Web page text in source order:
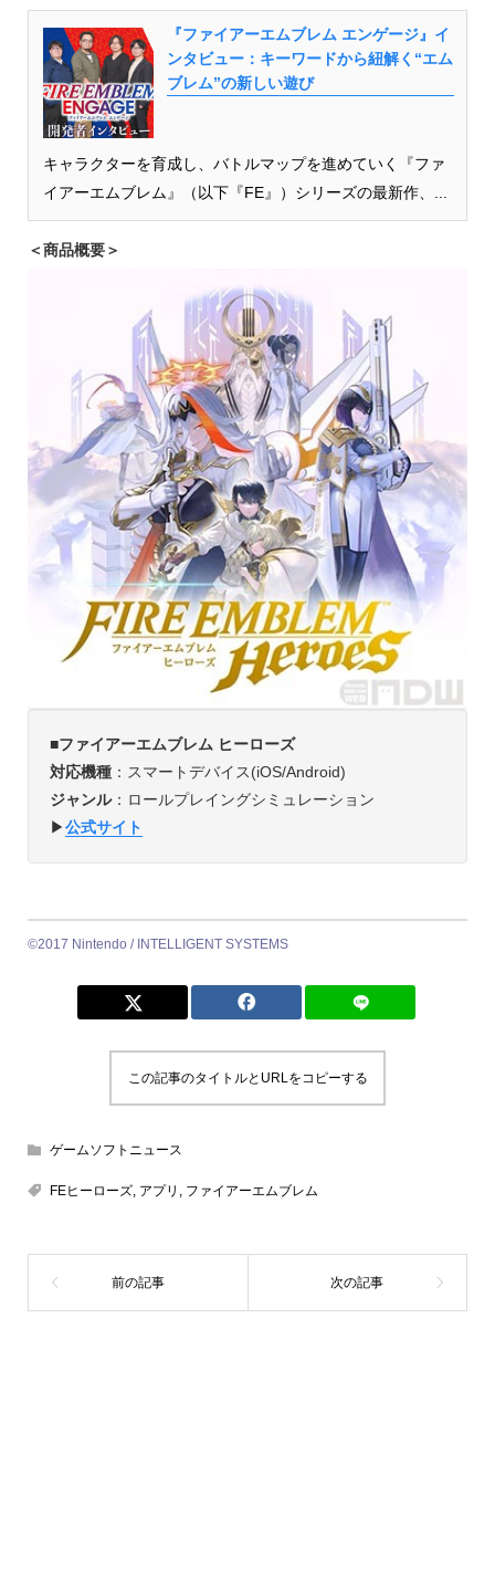
『ファイアーエムブレム エンゲージ』イ
ンタビュー：キーワードから紐解く“エム
ブレム”の新しい遊び
キャラクターを育成し、バトルマップを進めていく『ファ
イアーエムブレム』（以下『FE』）シリーズの最新作、...
＜商品概要＞
■ファイアーエムブレム ヒーローズ
対応機種：スマートデバイス(iOS/Android)
ジャンル：ロールプレイングシミュレーション
▶︎公式サイト
©2017 Nintendo / INTELLIGENT SYSTEMS
この記事のタイトルとURLをコピーする
ゲームソフトニュース
FEヒーローズ, アプリ ファイアーエムブレム